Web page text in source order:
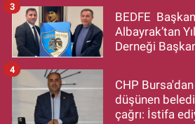
BEDFE
Albayrak’tan
Derneği
3
CHP
düşünen
çağrı: İstifa
4